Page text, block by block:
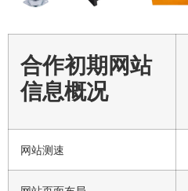
合作初期网站
信息概况
网站测速